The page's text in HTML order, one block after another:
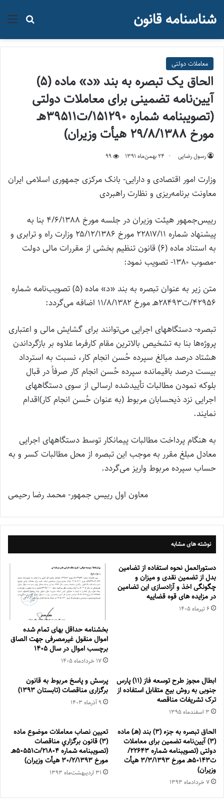
جستجو شناسنامه قانون
معاملات دولتی
الحاق یک تبصره به بند «د» ماده (۵)
آیین‌نامه تضمینی برای معاملات دولتی
(تصويبنامه شماره ۱۵۱۲۹۰/ت۳۹۵۱۱هـ
مورخ ۲۹/۸/۱۳۸۸ هيأت وزيران)
رسول رضایی ۲۴ بهمن‌ماه ۱۳۹۱ 99
وزارت امور اقتصادی و دارایی- بانک مرکزی جمهوری اسلامی ایران
معاونت برنامه‌ریزی و نظارت راهبردی
رییس‌جمهور هیئت وزیران در جلسه مورخ ۴/۶/۱۳۸۸ بنا به
پیشنهاد شماره ۲۲۸۱۷/۱۱ مورخ ۲۵/۱۲/۱۳۸۶ وزارت راه و ترابری و
به استناد ماده (۶) قانون تنظیم بخشی از مقررات مالی دولت
-مصوب ۱۳۸۰- تصویب نمود:
متن زیر به عنوان تبصره به بند «د» ماده (۵) تصویب‌نامه شماره
۴۲۹۵۶/ت۲۸۴۹۳هـ مورخ ۱۱/۸/۱۳۸۲ اضافه می‌گردد:
تبصره- دستگاههای اجرایی می‌توانند برای گشایش مالی و اعتباری
پروژه‌ها بنا به تشخیص بالاترین مقام کارفرما علاوه بر بازگرداندن
هشتاد درصد مبالغ سپرده حُسن انجام کار، نسبت به استرداد
بیست درصد باقیمانده سپرده حُسن انجام کار صرفاً در قبال
بلوکه نمودن مطالبات تأییدشده ارسالی از سوی دستگاههای
اجرایی نزد ذیحسابان مربوط (به عنوان حُسن انجام کار)اقدام
نمایند.
به هنگام پرداخت مطالبات پیمانکار توسط دستگاههای اجرایی
معادل مبلغ مقرر به موجب این تبصره از محل مطالبات کسر و به
حساب سپرده مربوط واریز می‌گردد.
معاون اول رییس جمهور- محمد رضا رحیمی
نوشته های مشابه
دستورالعمل نحوه استفاده از تضامین
بدل از تضمین نقدی و میزان و
چگونگی اخذ و آزادسازی این تضامین
در مزایده های قوه قضاییه
۶ تیر‌ماه ۱۴۰۵
بخشنامه حداقل بهای تمام شده
اموال منقول غیرمصرفی جهت الصاق
برچسب اموال در سال ۱۴۰۵
۱۷ خرداد‌ماه ۱۴۰۵
ابطال مجوز طرح توسعه فاز (11) پارس
جنوبی به روش بیع متقابل استفاده از
ترک تشریفات مناقصه
۳ اسفند‌ماه ۱۳۹۵
پرسش و پاسخ مربوط به قانون
برگزاری مناقصات (تابستان 1393)
۹ آذر‌ماه ۱۴۰۳
الحاق تبصره به جزء (۳) بند (هـ) ماده
(۳) آیین‌نامه تضمین برای معاملات
دولتی (تصویبنامه شماره ۲۲۶۴۳/
ت۵۰۱۴۳هـ مورخ ۳/۳/۱۳۹۳ هیأت
وزیران)
۷ خرداد‌ماه ۱۳۹۳
تعيين نصاب معاملات موضوع ماده
(۳) قانون برگزاري مناقصات
(تصویبنامه شماره 21804/ت50551هـ
مورخ ۳۰/۲/۱۳۹۳ هیأت وزیران)
۳۱ اردیبهشت‌ماه ۱۳۹۳